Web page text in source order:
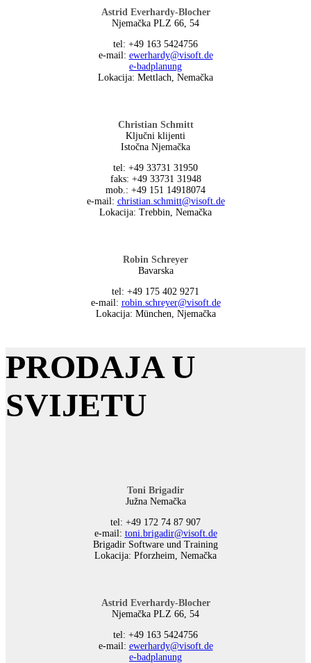
Astrid Everhardy-Blocher
Njemačka PLZ 66, 54
tel: +49 163 5424756
е-mail: ewerhardy@visoft.de
e-badplanung
Lokacija: Mettlach, Nemačka
Christian Schmitt
Ključni klijenti
Istočna Njemačka
tel: +49 33731 31950
faks: +49 33731 31948
mob.: +49 151 14918074
е-mail: christian.schmitt@visoft.de
Lokacija: Trebbin, Nemačka
Robin Schreyer
Bavarska
tel: +49 175 402 9271
е-mail: robin.schreyer@visoft.de
Lokacija: München, Njemačka
PRODAJA U
SVIJETU
Toni Brigadir
Južna Nemačka
tel: +49 172 74 87 907
е-mail: toni.brigadir@visoft.de
Brigadir Software und Training
Lokacija: Pforzheim, Nemačka
Astrid Everhardy-Blocher
Njemačka PLZ 66, 54
tel: +49 163 5424756
е-mail: ewerhardy@visoft.de
e-badplanung